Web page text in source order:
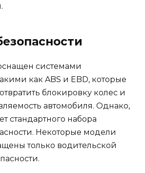
системами
как ABS и EBD, которые
блокировку колес и
автомобиля. Однако,
стандартного набора
Некоторые модели
только водительской